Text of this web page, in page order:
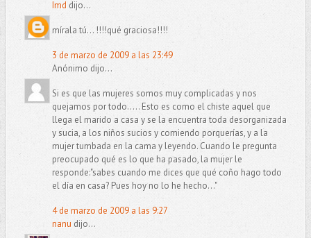
Imd dijo...
mírala tú... !!!!qué graciosa!!!!
3 de marzo de 2009 a las 23:49
Anónimo dijo...
Si es que las mujeres somos muy complicadas y nos
quejamos por todo..... Esto es como el chiste aquel que
llega el marido a casa y se la encuentra toda desorganizada
y sucia, a los niños sucios y comiendo porquerías, y a la
mujer tumbada en la cama y leyendo. Cuando le pregunta
preocupado qué es lo que ha pasado, la mujer le
responde:"sabes cuando me dices que qué coño hago todo
el día en casa? Pues hoy no lo he hecho..."
4 de marzo de 2009 a las 9:27
nanu dijo...